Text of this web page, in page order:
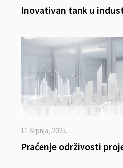
Inovativan tank u
11 Srpnja, 2025.
Praćenje održivosti